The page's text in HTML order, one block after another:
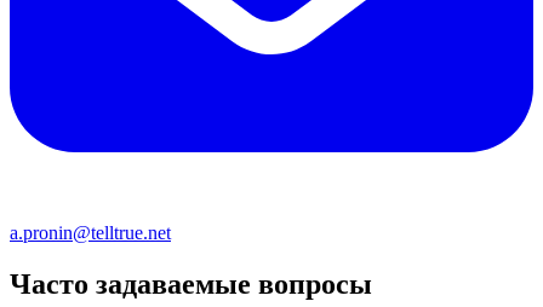
a.pronin@telltrue.net
Часто задаваемые вопросы